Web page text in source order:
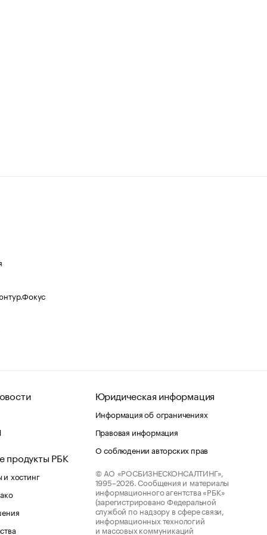
продукты РБК
хостинг
Юридическая информация
Информация об ограничениях
Правовая информация
О соблюдении авторских прав
© АО «РОСБИЗНЕСКОНСАЛТИНГ»,
1995–2026. Сообщения и материалы
информационного агентства «РБК»
(зарегистрировано Федеральной
службой по надзору в сфере связи,
информационных технологий
и массовых коммуникаций